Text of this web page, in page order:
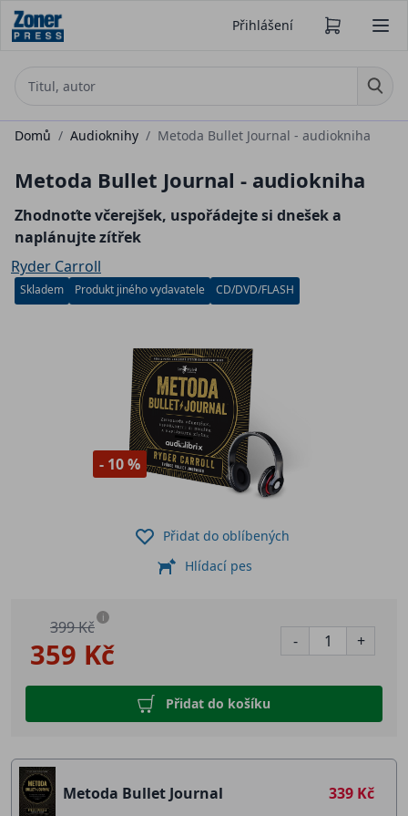
Přihlášení
Domů / Audioknihy / Metoda Bullet Journal - audiokniha
Metoda Bullet Journal - audiokniha
Zhodnoťte včerejšek, uspořádejte si dnešek a
naplánujte zítřek
Ryder Carroll
Skladem Produkt jiného vydavatele CD/DVD/FLASH
- 10 %
359 Kč
399 Kč i
- +
Přidat do košíku
Přidat do oblíbených
Hlídací pes
Metoda Bullet Journal 339 Kč